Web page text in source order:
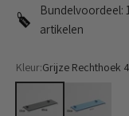
Bundelvoordeel:
artikelen
Kleur:Grijze Rechthoek